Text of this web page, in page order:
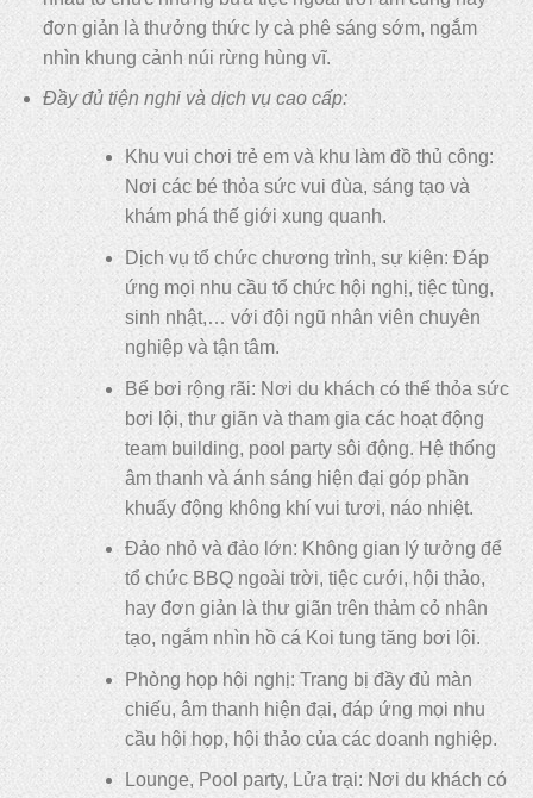
đơn giản là thưởng thức ly cà phê sáng sớm, ngắm
nhìn khung cảnh núi rừng hùng vĩ.
Đầy đủ tiện nghi và dịch vụ cao cấp:
Khu vui chơi trẻ em và khu làm đồ thủ công:
Nơi các bé thỏa sức vui đùa, sáng tạo và
khám phá thế giới xung quanh.
Dịch vụ tổ chức chương trình, sự kiện: Đáp
ứng mọi nhu cầu tổ chức hội nghị, tiệc tùng,
sinh nhật,… với đội ngũ nhân viên chuyên
nghiệp và tận tâm.
Bể bơi rộng rãi: Nơi du khách có thể thỏa sức
bơi lội, thư giãn và tham gia các hoạt động
team building, pool party sôi động. Hệ thống
âm thanh và ánh sáng hiện đại góp phần
khuấy động không khí vui tươi, náo nhiệt.
Đảo nhỏ và đảo lớn: Không gian lý tưởng để
tổ chức BBQ ngoài trời, tiệc cưới, hội thảo,
hay đơn giản là thư giãn trên thảm cỏ nhân
tạo, ngắm nhìn hồ cá Koi tung tăng bơi lội.
Phòng họp hội nghị: Trang bị đầy đủ màn
chiếu, âm thanh hiện đại, đáp ứng mọi nhu
cầu hội họp, hội thảo của các doanh nghiệp.
Lounge, Pool party, Lửa trại: Nơi du khách có